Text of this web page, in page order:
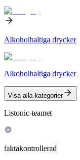
Alkoholhaltiga drycker
Alkoholhaltiga drycker
Visa alla kategorier
Listonic-teamet
faktakontrollerad